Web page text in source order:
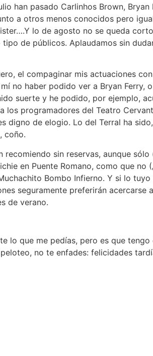
han pasado Carlinhos Brown, Bryan
a otros menos conocidos pero
lo de agosto no se queda
de públicos. Aplaudamos sin
el compaginar mis actuaciones
no haber podido ver a Bryan Ferry,
suerte y he podido, por ejemplo,
programadores del Teatro
digno de elogio. Lo del Terral ha
coño.
sin reservas, aunque
en Puente Romano, como que no
Bombo Infierno. Y si lo
seguramente preferirán acercarse
de verano.
lo que me pedías, pero es que
no te enfades: felicidades